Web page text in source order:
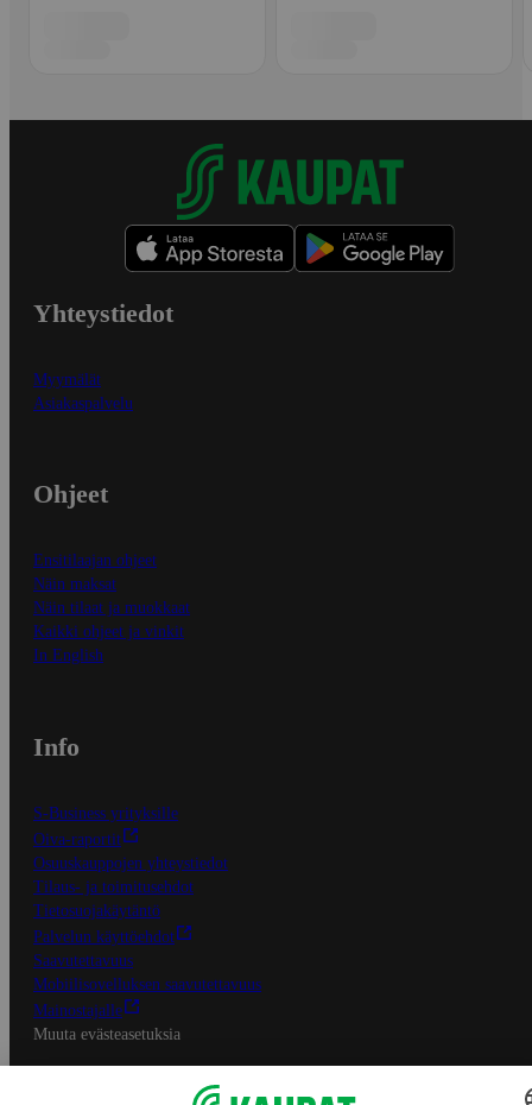
Yhteystiedot
Myymälät
Asiakaspalvelu
Ohjeet
Ensitilaajan ohjeet
Näin maksat
Näin tilaat ja muokkaat
Kaikki ohjeet ja vinkit
In English
Info
S-Business yrityksille
Oiva-raportit
Osuuskauppojen yhteystiedot
Tilaus- ja toimitusehdot
Tietosuojakäytäntö
Palvelun käyttöehdot
Saavutettavuus
Mobiilisovelluksen saavutettavuus
Mainostajalle
Muuta evästeasetuksia